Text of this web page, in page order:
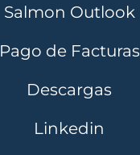
Salmon Outlook
Pago de Facturas
Descargas
Linkedin